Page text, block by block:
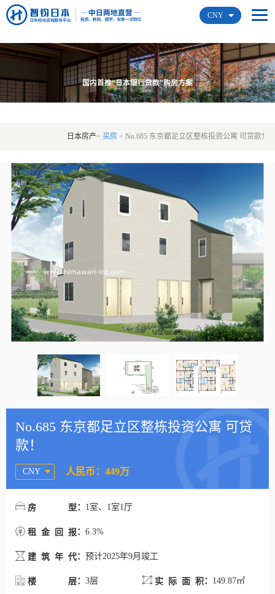
CNY
国内首推“日本银行贷款”购房方案
日本房产< 买房 < No.685 东京都足立区整栋投资公寓 可贷款！
No.685 东京都足立区整栋投资公寓 可贷
款！
CNY 人民币：449万
房型 ： 1室、1室1厅
租金回报： 6.3%
建筑年代： 预计2025年9月竣工
楼层： 3层 实际面积： 149.87㎡